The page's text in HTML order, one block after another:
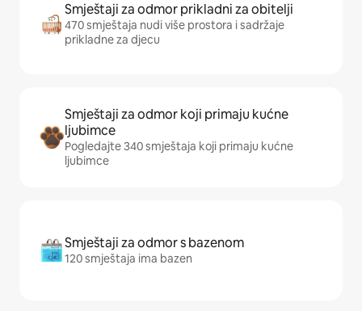
Smještaji za odmor prikladni za obitelji
470 smještaja nudi više prostora i sadržaje
prikladne za djecu
Smještaji za odmor koji primaju kućne
ljubimce
Pogledajte 340 smještaja koji primaju kućne
ljubimce
Smještaji za odmor s bazenom
120 smještaja ima bazen